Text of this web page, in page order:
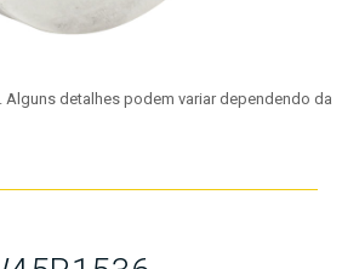
Alguns detalhes podem variar dependendo da